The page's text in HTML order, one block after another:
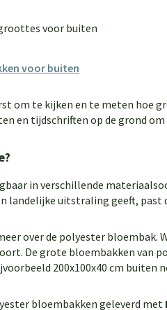
voor buiten
om te kijken en te meten hoe
en tijdschriften op de grond
in verschillende
landelijke uitstraling geeft,
over de polyester
De grote bloembakken van
200x100x40 cm buiten
bloembakken geleverd met